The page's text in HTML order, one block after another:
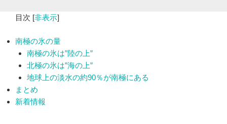
目次 [非表示]
南極の氷の量
南極の氷は”陸の上”
北極の氷は”海の上”
地球上の淡水の約90％が南極にある
まとめ
新着情報